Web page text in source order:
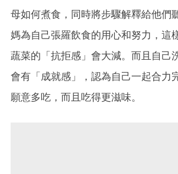
母如何煮食，同時將步驟解釋給他們
媽為自己張羅飲食的用心和努力，這
蔬菜的「抗拒感」會大減。而且自己
會有「成就感」，認為自己一起合力
願意多吃，而且吃得更滋味。